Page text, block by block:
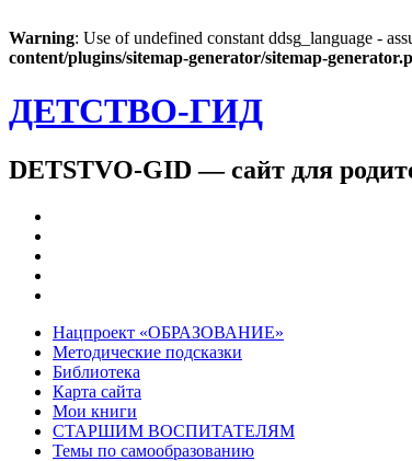
Warning: Use of undefined constant ddsg_language -
content/plugins/sitemap-generator/sitemap-
ДЕТСТВО-ГИД
DETSTVO-GID — сайт для
Нацпроект «ОБРАЗОВАНИЕ»
Методические подсказки
Библиотека
Карта сайта
Мои книги
СТАРШИМ ВОСПИТАТЕЛЯМ
Темы по самообразованию